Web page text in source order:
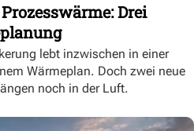
Drei
lebt inzwischen in einer
Wärmeplan. Doch zwei neue
noch in der Luft.